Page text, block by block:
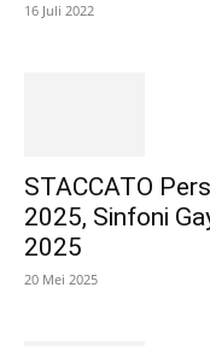
16 Juli 2022
STACCATO
2025, Sinfoni
2025
20 Mei 2025